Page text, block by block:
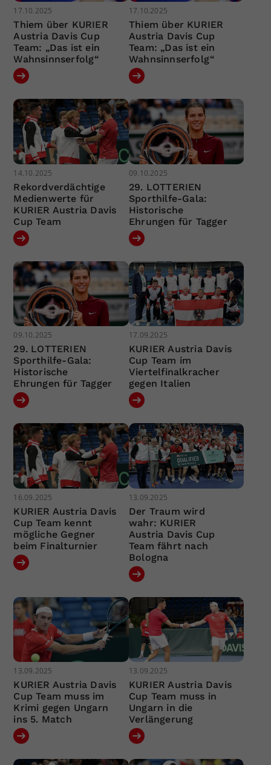
17.10.2025
Thiem über KURIER
Austria Davis Cup
Team: „Das ist ein
Wahnsinnserfolg“
17.10.2025
Thiem über KURIER
Austria Davis Cup
Team: „Das ist ein
Wahnsinnserfolg“
14.10.2025
Rekordverdächtige
Medienwerte für
KURIER Austria Davis
Cup Team
09.10.2025
29. LOTTERIEN
Sporthilfe-Gala:
Historische
Ehrungen für Tagger
09.10.2025
29. LOTTERIEN
Sporthilfe-Gala:
Historische
Ehrungen für Tagger
17.09.2025
KURIER Austria Davis
Cup Team im
Viertelfinalkracher
gegen Italien
16.09.2025
KURIER Austria Davis
Cup Team kennt
mögliche Gegner
beim Finalturnier
13.09.2025
Der Traum wird
wahr: KURIER
Austria Davis Cup
Team fährt nach
Bologna
13.09.2025
KURIER Austria Davis
Cup Team muss im
Krimi gegen Ungarn
ins 5. Match
13.09.2025
KURIER Austria Davis
Cup Team muss in
Ungarn in die
Verlängerung